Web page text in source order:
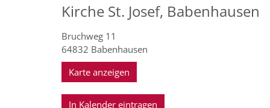
Kirche St. Josef, Babenhausen
Bruchweg 11
64832 Babenhausen
Karte anzeigen
In Kalender eintragen